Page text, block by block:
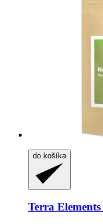
do košíka
Terra Elements